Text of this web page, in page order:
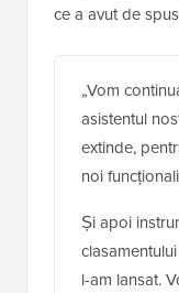
ce a avut de
„Vom
asistentul
extinde,
noi
Și apoi
l-am lansat.